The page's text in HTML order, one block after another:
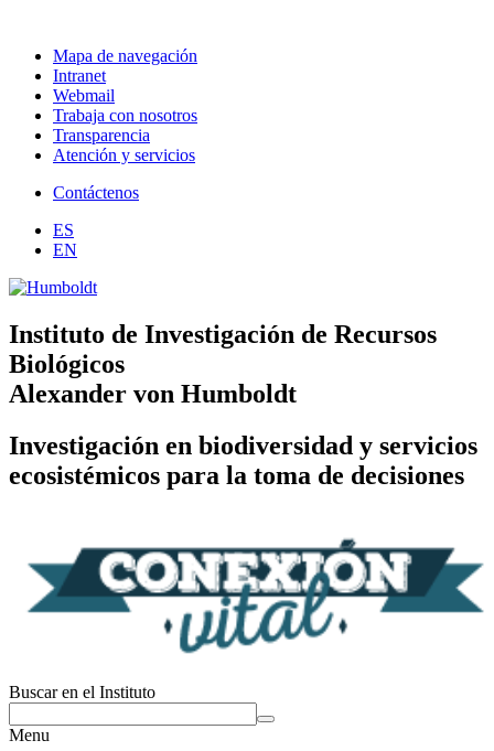
Mapa de navegación
Intranet
Webmail
Trabaja con nosotros
Transparencia
Atención y servicios
Contáctenos
ES
EN
Instituto de Investigación de Recursos
Biológicos
Alexander von Humboldt
Investigación en biodiversidad y servicios
ecosistémicos para la toma de decisiones
Buscar en el Instituto
Menu